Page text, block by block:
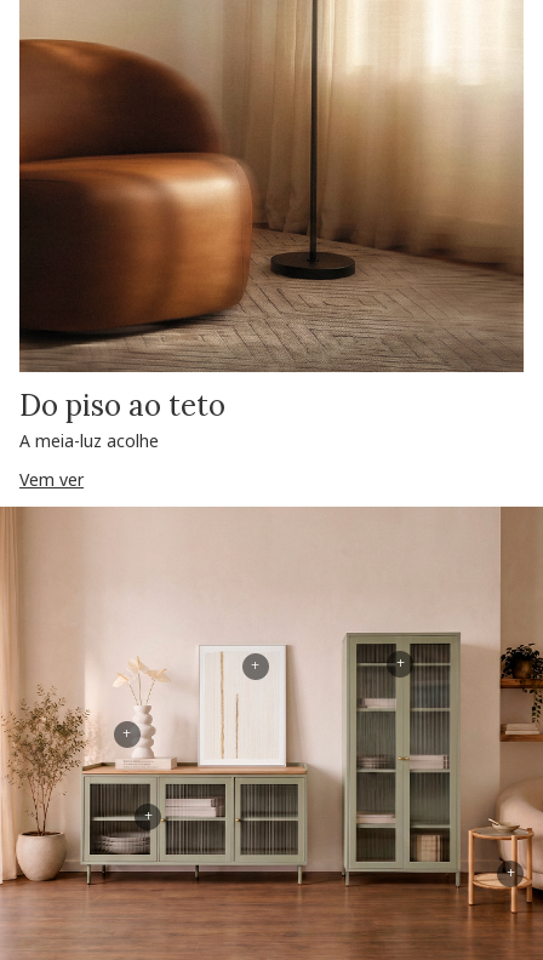
Do piso ao teto
A meia-luz acolhe
Vem ver
+
+
+
+
+